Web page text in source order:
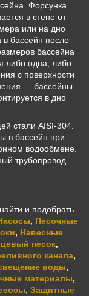
Форсунка
в стене от
или на дно
бассейн после
бассейна
либо одна, либо
с поверхности
— бассейны
в дно
стали AISI-304.
в бассейн при
водообмене.
трубопровод.
и подобрать
, Песочные
, Навесные
песок,
канала,
воды,
материалы,
, Защитные